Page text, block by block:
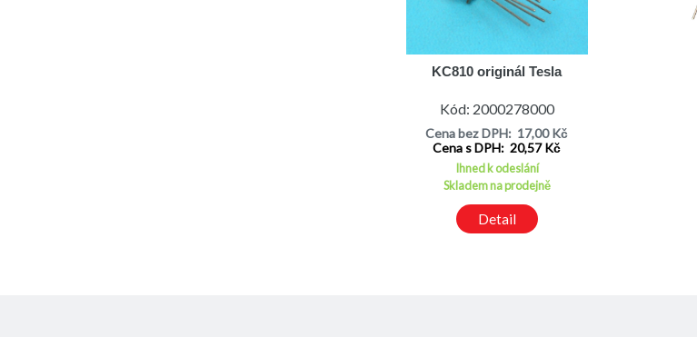
KC810 originál Tesla
Kód: 2000278000
Cena bez DPH: 17,00 Kč
Cena s DPH: 20,57 Kč
Ihned k odeslání
Skladem na prodejně
Detail